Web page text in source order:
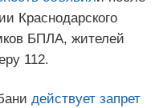
Краснодарского
БПЛА, жителей
112.
действует запрет